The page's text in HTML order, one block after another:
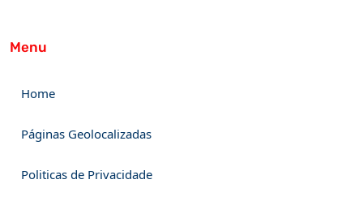
Menu
Home
Páginas Geolocalizadas
Politicas de Privacidade